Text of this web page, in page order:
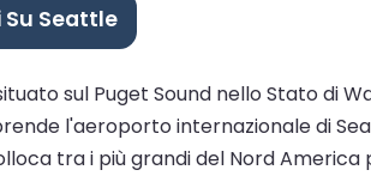
Seattle
sul Puget Sound nello Stato di
l'aeroporto internazionale di
tra i più grandi del Nord